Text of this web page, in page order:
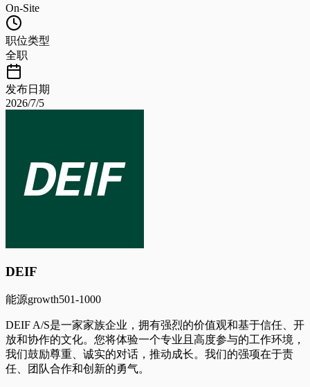
On-Site
职位类型
全职
发布日期
2026/7/5
DEIF
能源growth501-1000
DEIF A/S是一家家族企业，拥有强烈的价值观和基于信任、开
放和协作的文化。您将体验一个专业且高度参与的工作环境，
我们鼓励尊重、诚实的对话，推动成长。我们的强项在于责
任、团队合作和创新的勇气。